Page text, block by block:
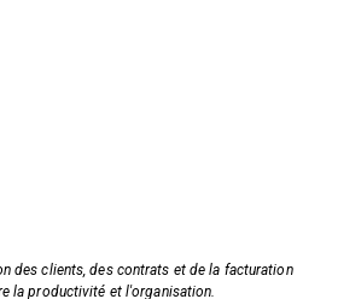
des clients, des contrats et de la facturation
la productivité et l'organisation.